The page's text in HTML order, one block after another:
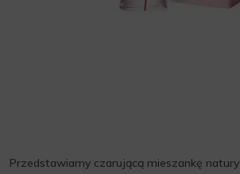
Przedstawiamy czarującą mieszankę